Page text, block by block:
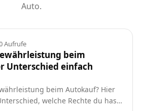
Auto.
Aufrufe
beim
Unterschied einfach
beim Autokauf? Hier
welche Rechte du hast